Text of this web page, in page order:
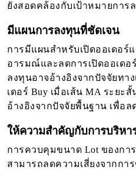
ยังสอดคล้องกับเป้าหมายการ
มีแผนการลงทุนที่ชัดเจน
การมีแผนสำหรับเปิดออเดอร์
อารมณ์และลดการเปิดออเดอ
ลงทุนอาจอ้างอิงจากปัจจัยทา
เดอร์ Buy เมื่อเส้น MA ระยะ
อ้างอิงจากปัจจัยพื้นฐาน เพื่อล
ให้ความสำคัญกับการบริหา
การควบคุมขนาด Lot ของการ
สามารถลดความเสี่ยงจากกา